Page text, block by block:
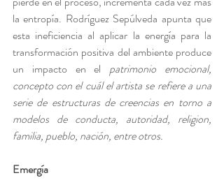
la entropía. Rodríguez Sepúlveda apunta que
esta ineficiencia al aplicar la energía para la
transformación positiva del ambiente produce
un impacto en el patrimonio emocional,
concepto con el cuál el artista se refiere a una
serie de estructuras de creencias en torno a
modelos de conducta, autoridad, religion,
familia, pueblo, nación, entre otros.
Emergía